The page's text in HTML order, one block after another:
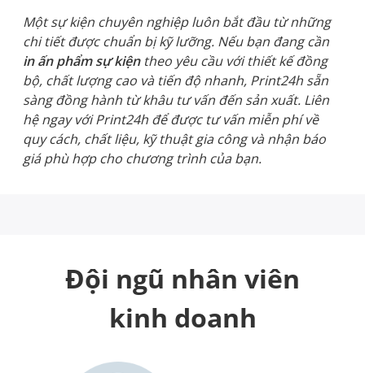
Một sự kiện chuyên nghiệp luôn bắt đầu từ những
chi tiết được chuẩn bị kỹ lưỡng. Nếu bạn đang cần
in ấn phẩm sự kiệntheo yêu cầu với thiết kế đồng
bộ, chất lượng cao và tiến độ nhanh, Print24h sẵn
sàng đồng hành từ khâu tư vấn đến sản xuất. Liên
hệ ngay với Print24h để được tư vấn miễn phí về
quy cách, chất liệu, kỹ thuật gia công và nhận báo
giá phù hợp cho chương trình của bạn.
Đội ngũ nhân viên
kinh doanh